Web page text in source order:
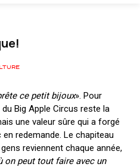
ce petit bijoux». Pour
Big Apple Circus reste la
une valeur sûre qui a forgé
en redemande. Le chapiteau
reviennent chaque année,
on peut tout faire avec un